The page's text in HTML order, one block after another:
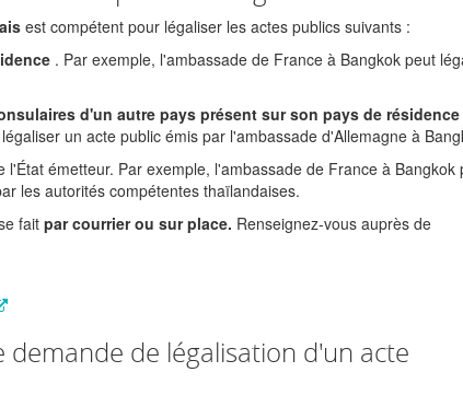
est compétent pour légaliser les actes publics suivants :
. Par exemple, l'ambassade de France à Bangkok peut
d'un autre pays présent sur son pays de résidence
un acte public émis par l'ambassade d'Allemagne à
l'État émetteur. Par exemple, l'ambassade de France à Bangkok
les autorités compétentes thaïlandaises.
fait par courrier ou sur place. Renseignez-vous auprès de
de légalisation d'un acte